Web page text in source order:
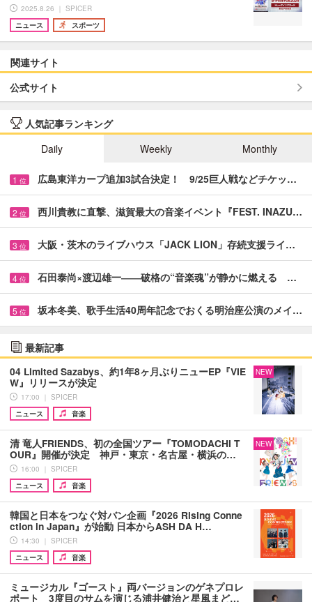
2025.8.26 ｜ SPICER
ニュース
スポーツ
関連サイト
公式サイト
人気記事ランキング
Daily
Weekly Monthly
1 位 広島東洋カープ追加3試合決定！ 9/25巨人戦などチケッ…
2 位 西川貴教に直撃、滋賀最大の音楽イベント『FEST. INAZU…
3 位 大阪・茨木のライブハウス「JACK LION」存続支援ライ…
4 位 石田泰尚×渡辺雄一――破格の“音楽魂”が静かに燃える …
5 位 坂本冬美、歌手生活40周年記念でおくる明治座公演のメイ…
最新記事
04 Limited Sazabys、約1年8ヶ月ぶりニューEP『VIE
W』リリースが決定
17:00 ｜ SPICER
ニュース
音楽
NEW
清 竜人FRIENDS、初の全国ツアー『TOMODACHI T
OUR』開催が決定 神戸・東京・名古屋・横浜の…
16:00 ｜ SPICER
ニュース
音楽
NEW
韓国と日本をつなぐ対バン企画『2026 Rising Conne
ction in Japan』が始動 日本からASH DA H…
14:30 ｜ SPICER
ニュース
音楽
ミュージカル『ゴースト』両バージョンのゲネプロレ
ポート 3度目のサムを演じる浦井健治と星風まど…